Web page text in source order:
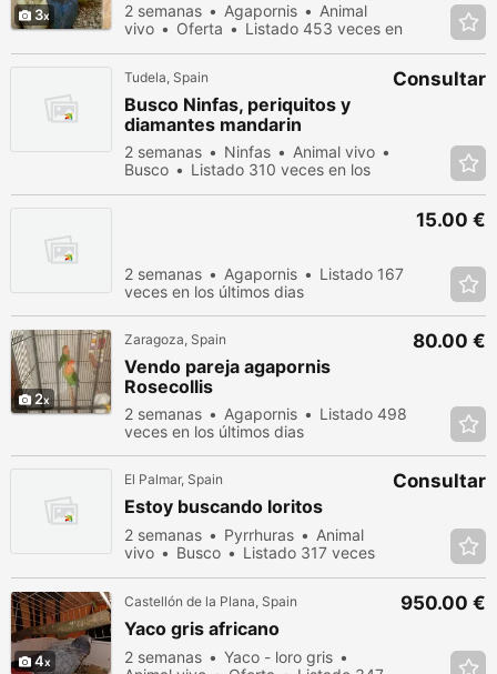
3 2 semanas Agapornis
Animal
vivo
Oferta
Listado 453 veces en
Tudela, Spain
Busco Ninfas, periquitos y
diamantes mandarin
2 semanas Ninfas
Animal vivo
Busco
Listado 310 veces en los
Consultar
2 semanas Agapornis
Listado 167
veces en los últimos dias
15.00 €
2
Zaragoza, Spain
Vendo pareja agapornis
Rosecollis
2 semanas Agapornis
Listado 498
veces en los últimos dias
80.00 €
El Palmar, Spain
Estoy buscando loritos
2 semanas Pyrrhuras
Animal
vivo
Busco
Listado 317 veces
Consultar
4
Castellón de la Plana, Spain
Yaco gris africano
2 semanas
Yaco - loro gris
950.00 €